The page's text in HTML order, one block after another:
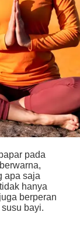
pada
apa saja
hanya
berperan
bayi.